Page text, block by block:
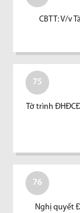
CBTT: V/v
75
Tờ trình
76
Nghị quyết